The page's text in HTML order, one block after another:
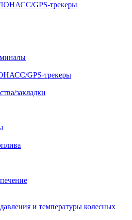
GPS-трекеры
GPS-трекеры
закладки
и температуры колесных